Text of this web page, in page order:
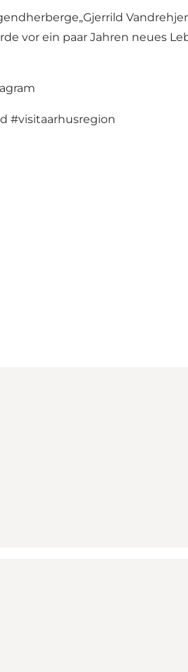
vor ein paar Jahren neues
#visitaarhusregion